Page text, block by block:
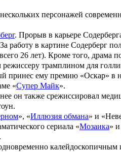
персонажей
. Прорыв в карьере
работу в картине Содерберг
26 лет). Кроме того, драма
трамплином для
принес ему премию «Оскар» в
«Супер Майк».
он также срежиссировал
», «Иллюзия обмана» и «
сериала «Мозаика»